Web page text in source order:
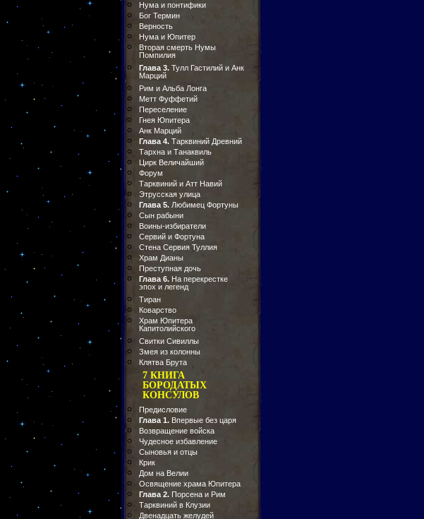
Нума и понтифики
Бог Термин
Верность
Нума и Юпитер
Вторая смерть Нумы
Помпилия
Глава 3. Тулл Гастилий и Анк
Марций
Рим и Альба Лонга
Метт Фуффетий
Переселение
Гнея Юпитера
Анк Марций
Глава 4. Тарквиний Древний
Тархна и Танаквиль
Цирк Величайший
Форум
Тарквиний и Атт Навий
Этрусская улица
Глава 5. Любимец Фортуны
Сын рабыни
Воины-избиратели
Сервий и Фортуна
Стена Сервия Туллия
Храм Дианы
Преступная дочь
Глава 6. На перекрестке
эпох и легенд
Тиран
Коварство
Храм Юпитера
Капитолийского
Свитки Сивиллы
Змея из колонны
Клятва Брута
7 КНИГА
БОРОДАТЫХ
КОНСУЛОВ
Предисловие
Глава 1. Впервые без царя
Возвращение войска
Чудесное избавление
Сыновья и отцы
Крик
Дом на Велии
Освящение храма Юпитера
Глава 2. Порсена и Рим
Тарквиний в Клузии
Двенадцать желудей